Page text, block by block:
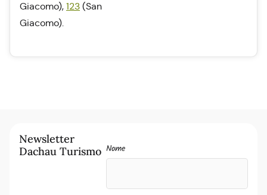
Giacomo), 123 (San
Giacomo).
Newsletter
Dachau Turismo Nome